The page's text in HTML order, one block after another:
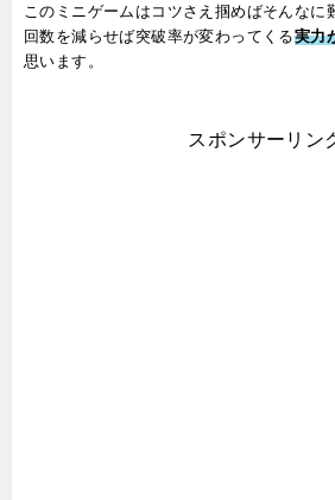
このミニゲームはコツさえ掴めばそんなに
回数を減らせば突破率が変わってくる実力
思います。
スポンサーリン